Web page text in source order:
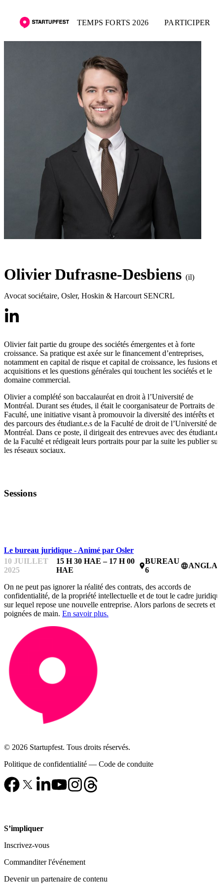
TEMPS FORTS 2026 PARTICIPER
Olivier Dufrasne-Desbiens (il)
Avocat sociétaire, Osler, Hoskin & Harcourt SENCRL
Olivier fait partie du groupe des sociétés émergentes et à forte
croissance. Sa pratique est axée sur le financement d’entreprises,
notamment en capital de risque et capital de croissance, les fusions et
acquisitions et les questions générales qui touchent les sociétés et le
domaine commercial.
Olivier a complété son baccalauréat en droit à l’Université de
Montréal. Durant ses études, il était le coorganisateur de Portraits de
Faculté, une initiative visant à promouvoir la diversité des intérêts et
des parcours des étudiant.e.s de la Faculté de droit de l’Université de
Montréal. Dans ce poste, il dirigeait des entrevues avec des
de la Faculté et rédigeait leurs portraits pour par la suite les publier sur
les réseaux sociaux.
Sessions
Le bureau juridique - Animé par Osler
10 JUILLET
2025
15 H 30 HAE – 17 H 00
HAE
place
BUREAU
6
language
On ne peut pas ignorer la réalité des contrats, des accords de
confidentialité, de la propriété intellectuelle et de tout le cadre
sur lequel repose une nouvelle entreprise. Alors parlons de secrets et
poignées de main. En savoir plus.
© 2026 Startupfest. Tous droits réservés.
Politique de confidentialité — Code de conduite
S’impliquer
Inscrivez-vous
Commanditer l'événement
Devenir un partenaire de contenu